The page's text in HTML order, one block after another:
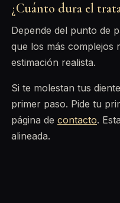
¿Cuánto dura el
Depende del punto de
que los más complejos
estimación realista.
Si te molestan tus
primer paso. Pide tu
página de contacto.
alineada.